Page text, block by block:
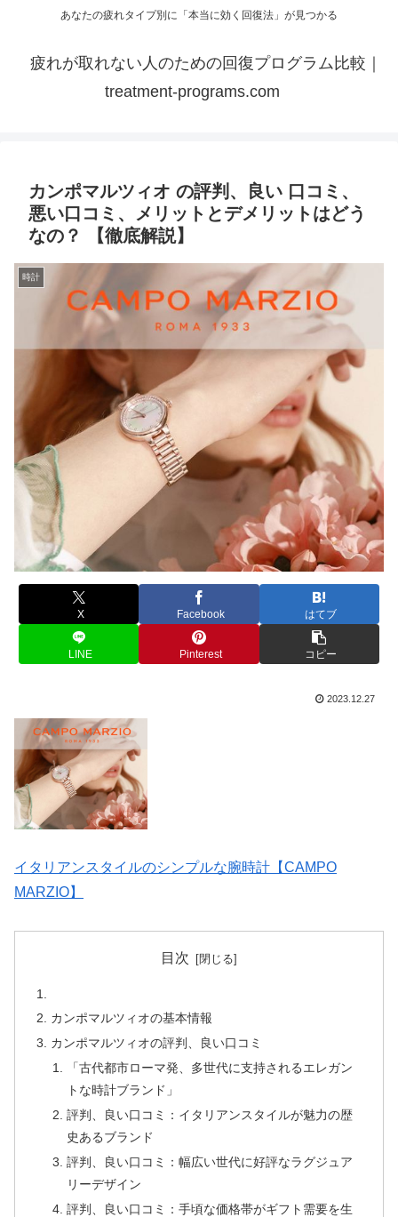
あなたの疲れタイプ別に「本当に効く回復法」が見つかる
疲れが取れない人のための回復プログラム比較｜
treatment-programs.com
カンポマルツィオ の評判、良い 口コミ、
悪い口コミ、メリットとデメリットはどう
なの？ 【徹底解説】
時計
X Facebook はてブ
LINE Pinterest コピー
2023.12.27
イタリアンスタイルのシンプルな腕時計【CAMPO
MARZIO】
目次
カンポマルツィオの基本情報
カンポマルツィオの評判、良い口コミ
「古代都市ローマ発、多世代に支持されるエレガン
トな時計ブランド」
評判、良い口コミ：イタリアンスタイルが魅力の歴
史あるブランド
評判、良い口コミ：幅広い世代に好評なラグジュア
リーデザイン
評判、良い口コミ：手頃な価格帯がギフト需要を生